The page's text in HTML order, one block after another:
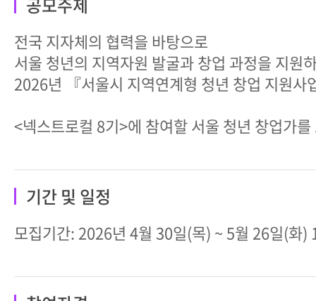
전국 지자체의 협력을 바탕으로
서울 청년의 지역자원 발굴과 창업 과정을 지원
2026년 『서울시 지역연계형 청년 창업 지원사
<넥스트로컬 8기>에 참여할 서울 청년 창업가
기간 및 일정
모집기간: 2026년 4월 30일(목) ~ 5월 26일(화)